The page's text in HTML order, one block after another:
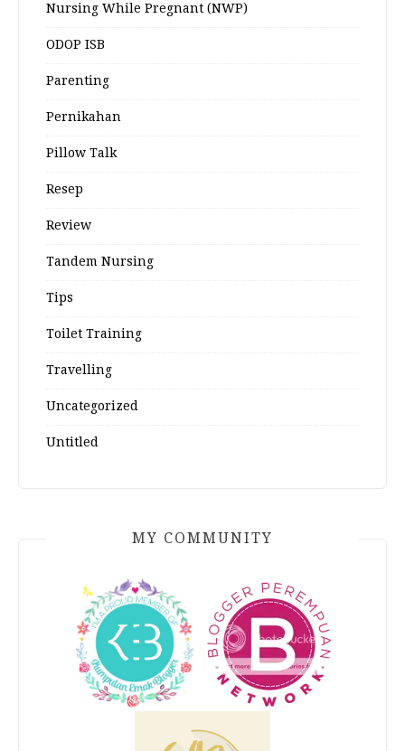
Nursing While Pregnant (NWP)
ODOP ISB
Parenting
Pernikahan
Pillow Talk
Resep
Review
Tandem Nursing
Tips
Toilet Training
Travelling
Uncategorized
Untitled
MY COMMUNITY